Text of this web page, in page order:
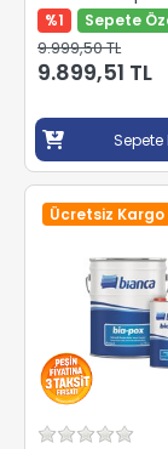
Kaplama
(Self Leveling)
%1 Sepete
9.999,50 TL
9.899,51 TL
Sepete
Ücretsiz Kargo